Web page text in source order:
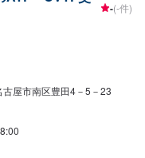
-(-件)
古屋市南区豊田4－5－23